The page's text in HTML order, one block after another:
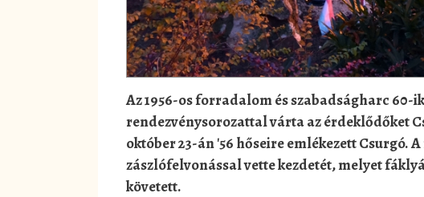
Az 1956-os forradalom és szabadságharc
rendezvénysorozattal várta az érdeklődőket
október 23-án '56 hőseire emlékezett Csurgó.
zászlófelvonással vette kezdetét, melyet
követett.